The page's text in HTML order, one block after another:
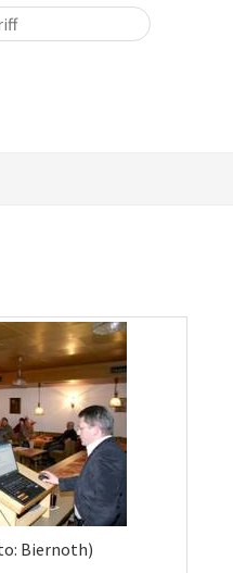
Biernoth)